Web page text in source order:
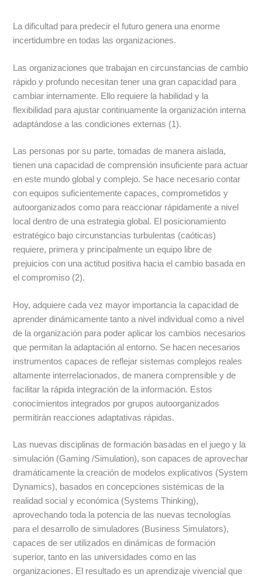
La dificultad para predecir el futuro genera una enorme
incertidumbre en todas las organizaciones.
Las organizaciones que trabajan en circunstancias de cambio
rápido y profundo necesitan tener una gran capacidad para
cambiar internamente. Ello requiere la habilidad y la
flexibilidad para ajustar continuamente la organización interna
adaptándose a las condiciones externas (1).
Las personas por su parte, tomadas de manera aislada,
tienen una capacidad de comprensión insuficiente para actuar
en este mundo global y complejo. Se hace necesario contar
con equipos suficientemente capaces, comprometidos y
autoorganizados como para reaccionar rápidamente a nivel
local dentro de una estrategia global. El posicionamiento
estratégico bajo circunstancias turbulentas (caóticas)
requiere, primera y principalmente un equipo libre de
prejuicios con una actitud positiva hacia el cambio basada en
el compromiso (2).
Hoy, adquiere cada vez mayor importancia la capacidad de
aprender dinámicamente tanto a nivel individual como a nivel
de la organización para poder aplicar los cambios necesarios
que permitan la adaptación al entorno. Se hacen necesarios
instrumentos capaces de reflejar sistemas complejos reales
altamente interrelacionados, de manera comprensible y de
facilitar la rápida integración de la información. Estos
conocimientos integrados por grupos autoorganizados
permitirán reacciones adaptativas rápidas.
Las nuevas disciplinas de formación basadas en el juego y la
simulación (Gaming /Simulation), son capaces de aprovechar
dramáticamente la creación de modelos explicativos (System
Dynamics), basados en concepciones sistémicas de la
realidad social y económica (Systems Thinking),
aprovechando toda la potencia de las nuevas tecnologías
para el desarrollo de simuladores (Business Simulators),
capaces de ser utilizados en dinámicas de formación
superior, tanto en las universidades como en las
organizaciones. El resultado es un aprendizaje vivencial que